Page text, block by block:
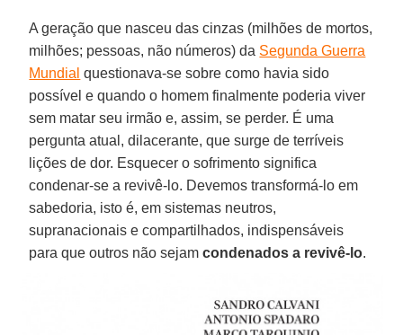
A geração que nasceu das cinzas (milhões de mortos,
milhões; pessoas, não números) da Segunda Guerra
Mundial questionava-se sobre como havia sido
possível e quando o homem finalmente poderia viver
sem matar seu irmão e, assim, se perder. É uma
pergunta atual, dilacerante, que surge de terríveis
lições de dor. Esquecer o sofrimento significa
condenar-se a revivê-lo. Devemos transformá-lo em
sabedoria, isto é, em sistemas neutros,
supranacionais e compartilhados, indispensáveis
para que outros não sejamcondenados a revivê-lo.